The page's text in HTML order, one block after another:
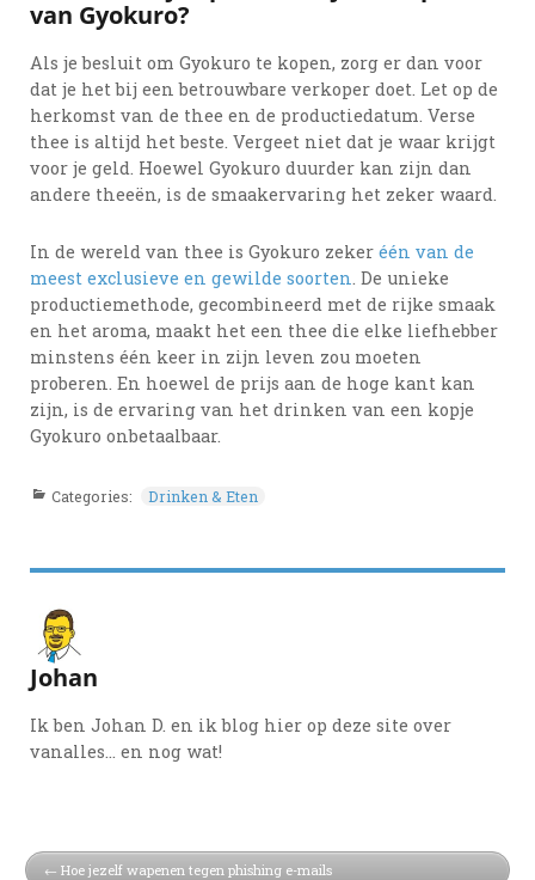
van Gyokuro?
Als je besluit om Gyokuro te kopen, zorg er dan voor
dat je het bij een betrouwbare verkoper doet. Let op de
herkomst van de thee en de productiedatum. Verse
thee is altijd het beste. Vergeet niet dat je waar krijgt
voor je geld. Hoewel Gyokuro duurder kan zijn dan
andere theeën, is de smaakervaring het zeker waard.
In de wereld van thee is Gyokuro zekeréén van de
meest exclusieve en gewilde soorten . De unieke
productiemethode, gecombineerd met de rijke smaak
en het aroma, maakt het een thee die elke liefhebber
minstens één keer in zijn leven zou moeten
proberen. En hoewel de prijs aan de hoge kant kan
zijn, is de ervaring van het drinken van een kopje
Gyokuro onbetaalbaar.
Categories: Drinken & Eten
Johan
Ik ben Johan D. en ik blog hier op deze site over
vanalles... en nog wat!
Hoe jezelf wapenen tegen phishing e-mails